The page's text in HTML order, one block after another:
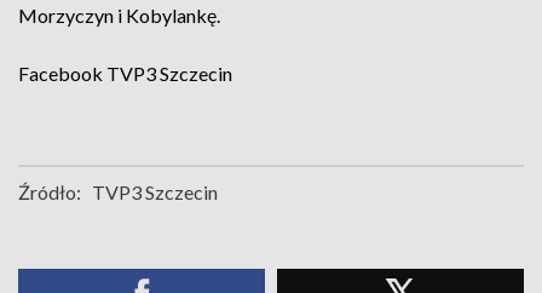
Morzyczyn i Kobylankę.
Facebook TVP3 Szczecin
Źródło: TVP3 Szczecin